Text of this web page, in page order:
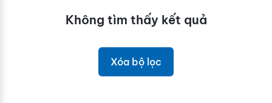
Không tìm thấy kết quả
Xóa bộ lọc